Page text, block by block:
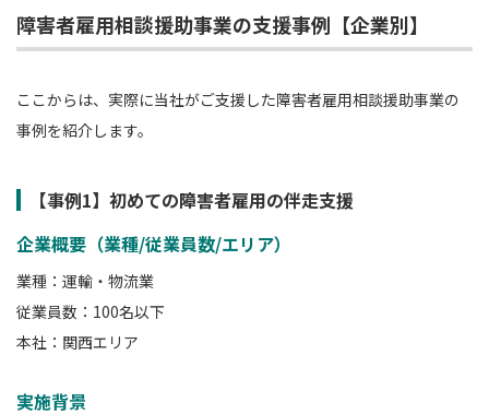
障害者雇用相談援助事業の支援事例【企業別】
ここからは、実際に当社がご支援した障害者雇用相談援助事業の
事例を紹介します。
【事例1】初めての障害者雇用の伴走支援
企業概要（業種/従業員数/エリア）
業種：運輸・物流業
従業員数：100名以下
本社：関西エリア
実施背景